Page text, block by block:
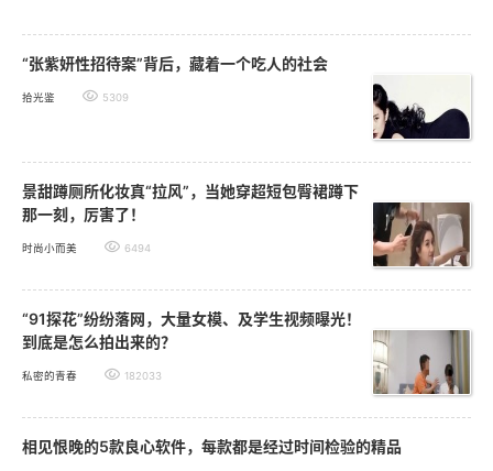
“张紫妍性招待案”背后，藏着一个吃人的社会
拾光鉴 5309
景甜蹲厕所化妆真“拉风”，当她穿超短包臀裙蹲下
那一刻，厉害了！
时尚小而美 6494
“91探花”纷纷落网，大量女模、及学生视频曝光！
到底是怎么拍出来的？
私密的青春 182033
相见恨晚的5款良心软件，每款都是经过时间检验的精品